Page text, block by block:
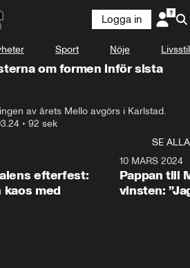
Logga in
Sport Nöje Livsstil
om formen inför sista
av årets Mello avgörs i Karlstad.
• 92 sek
SE ALLA
efterfest:
med
10 MARS 2024
Pappan till
vinsten: